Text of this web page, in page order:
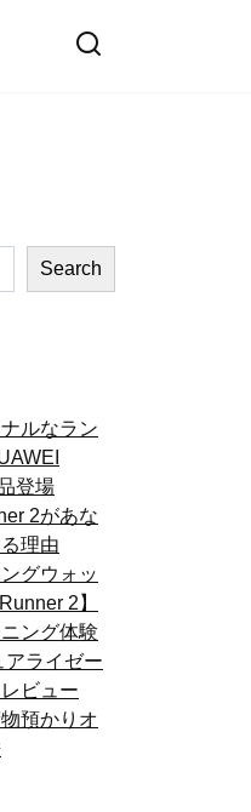
Search
ルなラン
登場
2があな
理由
グウォッ
2】
ング体験
アライゼー
ビュー
預かりオ